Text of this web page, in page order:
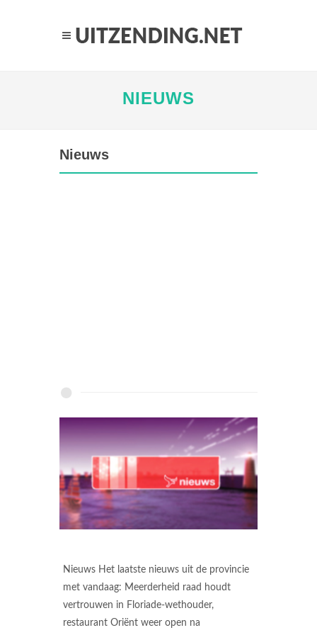
NIEUWS
Nieuws
Nieuws Het laatste nieuws uit de provincie
met vandaag: Meerderheid raad houdt
vertrouwen in Floriade-wethouder,
restaurant Oriënt weer open na